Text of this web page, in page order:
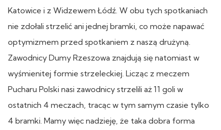
Katowice i z Widzewem Łódź. W obu tych spotkaniach
nie zdołali strzelić ani jednej bramki, co może napawać
optymizmem przed spotkaniem z naszą drużyną.
Zawodnicy Dumy Rzeszowa znajdują się natomiast w
wyśmienitej formie strzeleckiej. Licząc z meczem
Pucharu Polski nasi zawodnicy strzelili aż 11 goli w
ostatnich 4 meczach, tracąc w tym samym czasie tylko
4 bramki. Mamy więc nadzieję, że taka dobra forma